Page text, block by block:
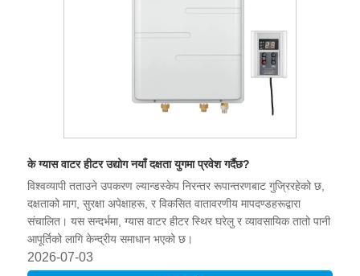
के ग्यास वाटर हीटर उद्योग नयाँ दक्षता युगमा प्रवेश गर्दैछ?
विश्वव्यापी तताउने उपकरण ल्यान्डस्केप निरन्तर रूपान्तरणबाट गुज्रिरहेको छ,
दक्षताको माग, सुरक्षा अपेक्षाहरू, र विकसित वातावरणीय मापदण्डहरूद्वारा
संचालित। यस सन्दर्भमा, ग्यास वाटर हीटर स्थिर घरेलु र व्यावसायिक तातो पानी
आपूर्तिको लागि केन्द्रीय समाधान भएको छ।
2026-07-03